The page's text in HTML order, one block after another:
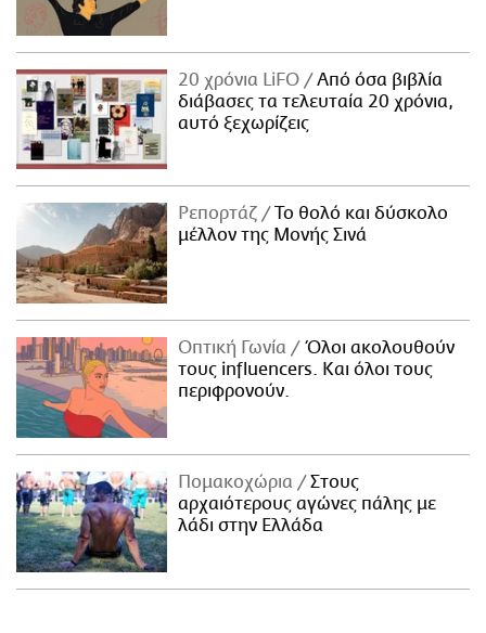
20 χρόνια LiFO
Από όσα βιβλία
διάβασες τα τελευταία 20 χρόνια,
αυτό ξεχωρίζεις
Ρεπορτάζ
Το θολό και δύσκολο
μέλλον της Μονής Σινά
Οπτική Γωνία
Όλοι ακολουθούν
τους influencers. Και όλοι τους
περιφρονούν.
Πομακοχώρια
Στους
αρχαιότερους αγώνες πάλης με
λάδι στην Ελλάδα